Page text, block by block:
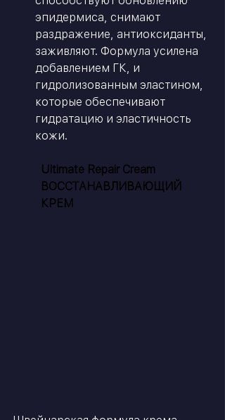
эпидермиса, снимают
раздражение, антиоксиданты,
заживляют. Формула усилена
добавлением ГК, и
гидролизованным эластином,
которые обеспечивают
гидратацию и эластичность
кожи.
Ultimate Repair Cream
ВОССТАНАВЛИВАЮЩИЙ
КРЕМ